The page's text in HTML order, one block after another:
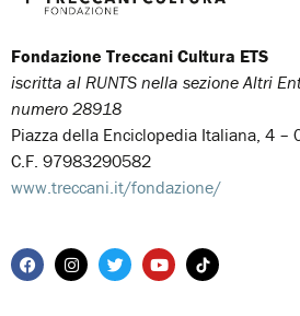
Fondazione Treccani Cultura ETS
iscritta al RUNTS nella sezione Altri
numero 28918
Piazza della Enciclopedia Italiana, 4 –
C.F. 97983290582
www.treccani.it/fondazione/